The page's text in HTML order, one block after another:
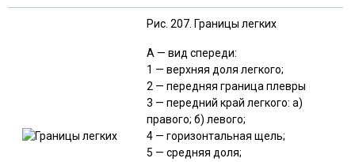
Рис. 207. Границы легких
А — вид спереди:
1 — верхняя доля легкого;
2 — передняя граница плевры
3 — передний край легкого: а)
правого; б) левого;
4 — горизонтальная щель;
5 — средняя доля;